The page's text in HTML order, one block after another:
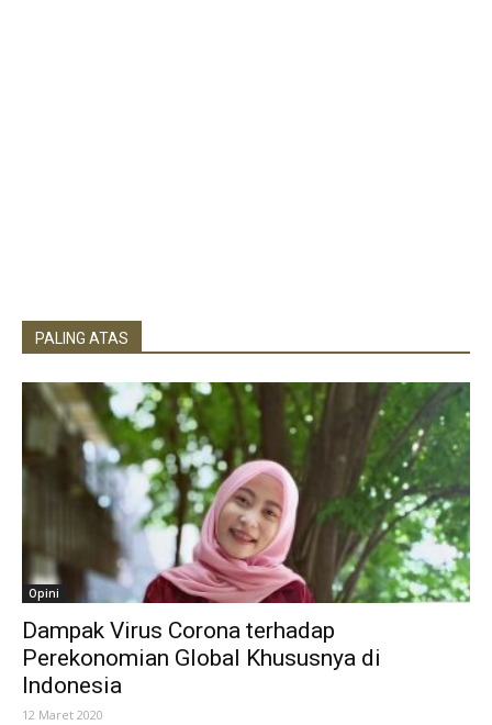
PALING ATAS
Opini
Dampak Virus Corona terhadap
Perekonomian Global Khususnya di
Indonesia
12 Maret 2020